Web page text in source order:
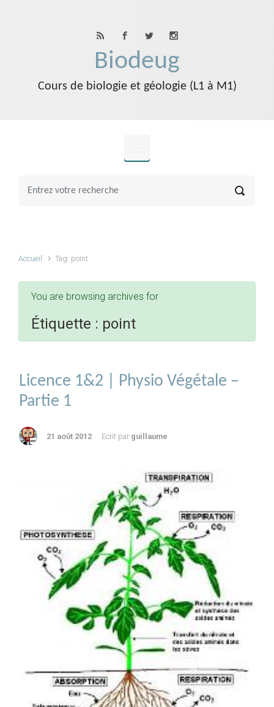
Biodeug
Cours de biologie et géologie (L1 à M1)
Accueil Tag: point
You are browsing archives for
Étiquette : point
Licence 1&2 | Physio Végétale –
Partie 1
21 août 2012 Ecrit par guillaume